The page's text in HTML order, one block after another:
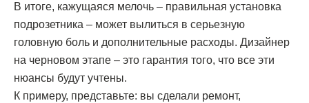
В итоге, кажущаяся мелочь – правильная установка
подрозетника – может вылиться в серьезную
головную боль и дополнительные расходы. Дизайнер
на черновом этапе – это гарантия того, что все эти
нюансы будут учтены.
К примеру, представьте: вы сделали ремонт,